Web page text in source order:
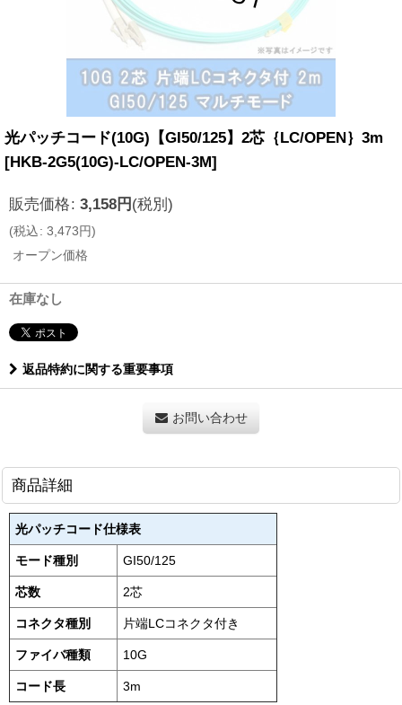
光パッチコード(10G)【GI50/125】2芯｛LC/OPEN｝3m
[HKB-2G5(10G)-LC/OPEN-3M]
販売価格: 3,158円(税別)
(税込: 3,473円)
オープン価格
在庫なし
返品特約に関する重要事項
お問い合わせ
商品詳細
光パッチコード仕様表
モード種別 GI50/125
芯数 2芯
コネクタ種別 片端LCコネクタ付き
ファイバ種類 10G
コード長 3m